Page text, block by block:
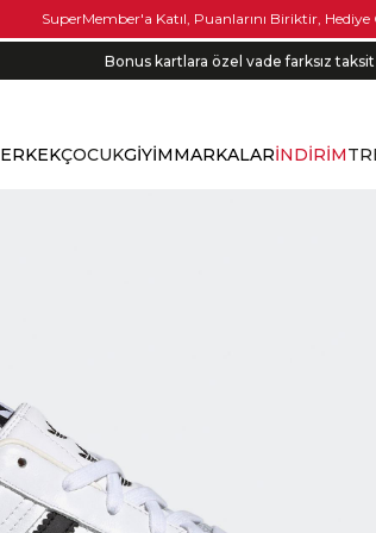
SuperMember'a Katıl, Puanlarını Biriktir, Hediye
Bonus kartlara özel vade farksız
ERKEKÇOCUKGİYİMMARKALARİNDİRİM